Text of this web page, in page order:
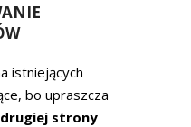
istniejących
bo upraszcza
strony